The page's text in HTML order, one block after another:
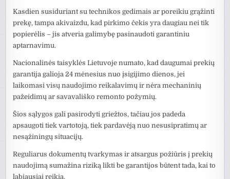
Kasdien susiduriant su technikos gedimais ar poreikiu grąžinti
prekę, tampa akivaizdu, kad pirkimo čekis yra daugiau nei tik
popierėlis – jis atveria galimybę pasinaudoti garantiniu
aptarnavimu.
Nacionalinės taisyklės Lietuvoje numato, kad daugumai prekių
garantija galioja 24 mėnesius nuo įsigijimo dienos, jei
laikomasi visų naudojimo reikalavimų ir nėra mechaninių
pažeidimų ar savavališko remonto požymių.
Šios sąlygos gali pasirodyti griežtos, tačiau jos padeda
apsaugoti tiek vartotoją, tiek pardavėją nuo nesusipratimų ar
nesąžiningų situacijų.
Reguliarus dokumentų tvarkymas ir atsargus požiūris į prekių
naudojimą sumažina riziką likti be garantijos būtent tada, kai to
labiausiai reikia.